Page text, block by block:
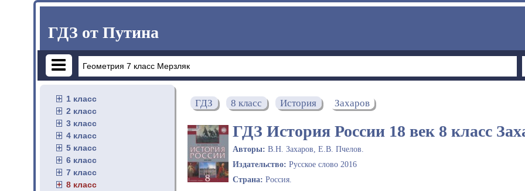
ГДЗ от Путина
1 класс
2 класс
3 класс
4 класс
5 класс
6 класс
7 класс
8 класс
ГДЗ 8 класс История Захаров
ГДЗ История России 18 век 8 класс
Авторы: В.Н. Захаров, Е.В. Пчелов.
Издательство: Русское слово 2016
Страна: Россия.